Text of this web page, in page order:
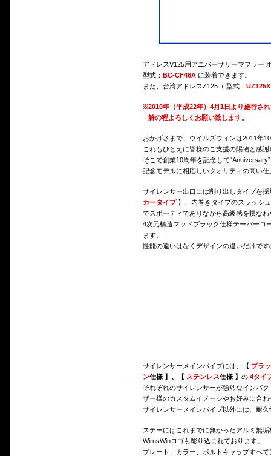
アドレスV125用アニバーサリーマフラー
型式： BC-CF46A に装着できます。
また、台湾アドレスZ125（ 型式： UZ125X
※2010年（平成22年）4月1日より施行さ
解の程よろしくお願い致します。
おかげさまで、ウイルズウィンは2011年
これもひとえに皆様のご支援の賜物と感
そこで創業10周年を記念して
記念モデルに相応しいクオリティの高い
サイレンサー出口には削り出しタイプを
カータイプ】、内巻きタイプのスラッシ
でスポーティでありながら高級感を損な
4次元構造マッドブラック仕様テーパーコ
ます。
性能の違いはなくデザインの違いだけで
サイレンサーメインパイプには、 【 ブラ
ン仕様 】、【 ステンレス仕様 】 の 4タイ
それぞれのサイレンサーが強烈なインパ
ザー様のカスタムイメージやお好みに合
サイレンサーメインパイプ以外には、耐
ステーにはこれまでに無かったアルミ無
WirusWinロゴも彫り込まれております。
プレート、カラー、ボルトキャップすべ